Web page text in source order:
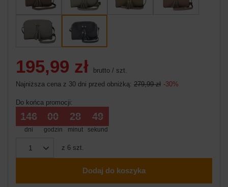
195,99 zł brutto / szt.
Najniższa cena z 30 dni przed obniżką: 279,99 zł -30%
Do końca promocji:
146
dni
00
godzin
28
minut
48
sekund
z 6 szt.
Dodaj do koszyka